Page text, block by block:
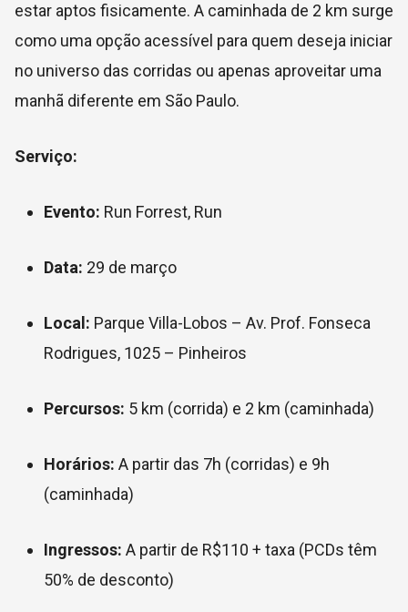
estar aptos fisicamente. A caminhada de 2 km surge
como uma opção acessível para quem deseja iniciar
no universo das corridas ou apenas aproveitar uma
manhã diferente em São Paulo.
Serviço:
Evento: Run Forrest, Run
Data: 29 de março
Local: Parque Villa-Lobos – Av. Prof. Fonseca
Rodrigues, 1025 – Pinheiros
Percursos: 5 km (corrida) e 2 km (caminhada)
Horários: A partir das 7h (corridas) e 9h
(caminhada)
Ingressos: A partir de R$110 + taxa (PCDs têm
50% de desconto)